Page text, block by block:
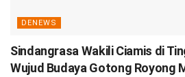
DENEWS
Sindangrasa Wakili Ciamis di
Wujud Budaya Gotong Royong